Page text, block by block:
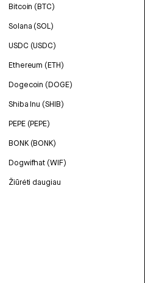
Bitcoin (BTC)
Solana (SOL)
USDC (USDC)
Ethereum (ETH)
Dogecoin (DOGE)
Shiba Inu (SHIB)
PEPE (PEPE)
BONK (BONK)
Dogwifhat (WIF)
Žiūrėti daugiau